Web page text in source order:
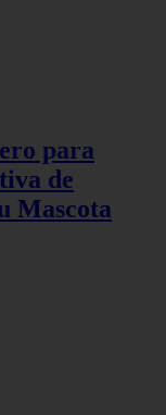
para
de
Mascota